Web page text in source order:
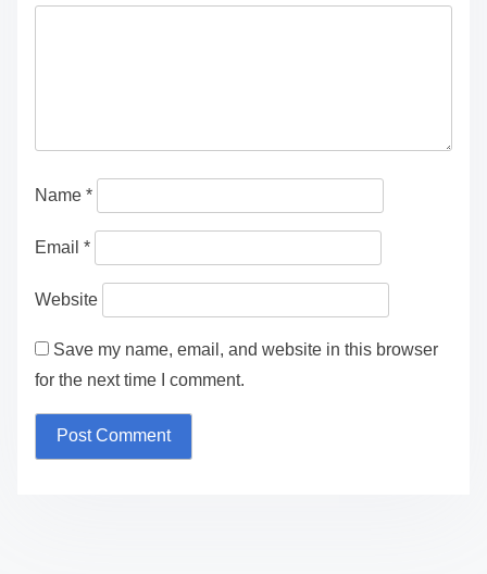
Name *
Email *
Website
Save my name, email, and website in this browser
for the next time I comment.